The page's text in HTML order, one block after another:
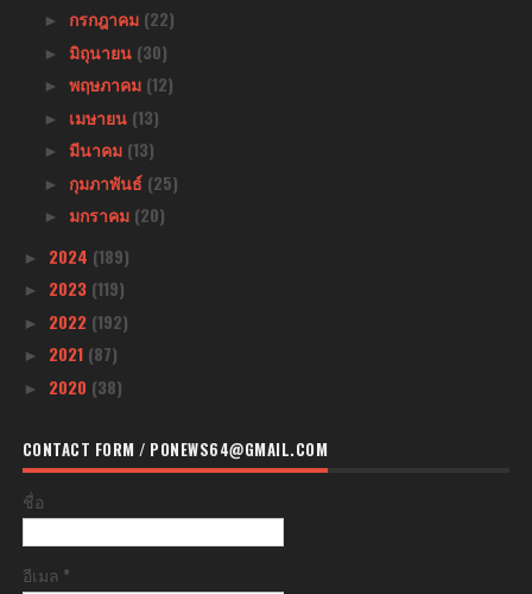
► กรกฎาคม (22)
► มิถุนายน (30)
► พฤษภาคม (12)
► เมษายน (13)
► มีนาคม (13)
► กุมภาพันธ์ (25)
► มกราคม (20)
► 2024 (189)
► 2023 (119)
► 2022 (192)
► 2021 (87)
► 2020 (38)
CONTACT FORM / PONEWS64@GMAIL.COM
ชื่อ
อีเมล *